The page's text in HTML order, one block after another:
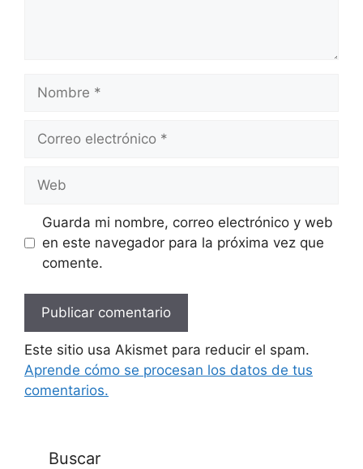
electrónico
Guarda mi nombre, correo electrónico y web
en este navegador para la próxima vez que
comente.
Este sitio usa Akismet para reducir el spam.
Aprende cómo se procesan los datos de tus
comentarios.
Buscar